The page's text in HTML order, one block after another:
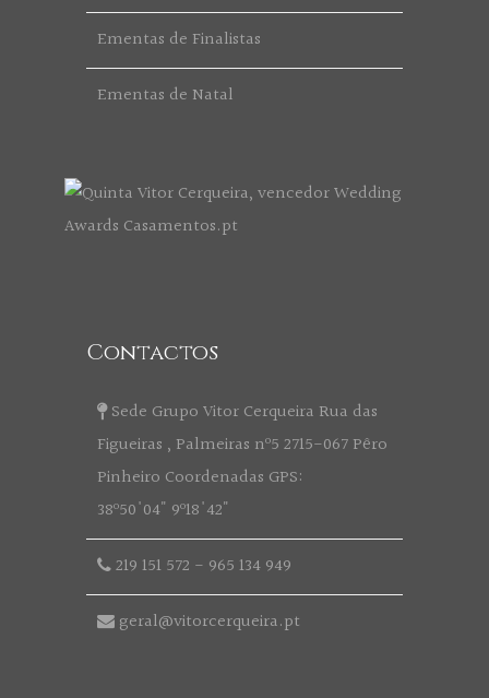
Ementas de Finalistas
Ementas de Natal
Contactos
Sede Grupo Vitor Cerqueira Rua das
Figueiras , Palmeiras nº5 2715-067 Pêro
Pinheiro Coordenadas GPS:
38º50'04" 9º18'42"
219 151 572 - 965 134 949
geral@vitorcerqueira.pt